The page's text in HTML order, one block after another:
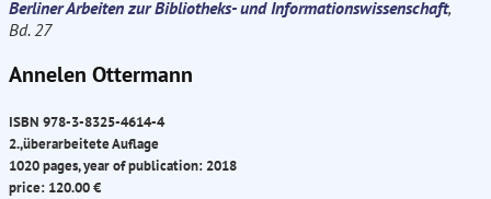
Berliner Arbeiten zur Bibliotheks- und Informationswissenschaft,
Bd. 27
Annelen Ottermann
ISBN 978-3-8325-4614-4
2.,überarbeitete Auflage
1020 pages, year of publication: 2018
price: 120.00 €